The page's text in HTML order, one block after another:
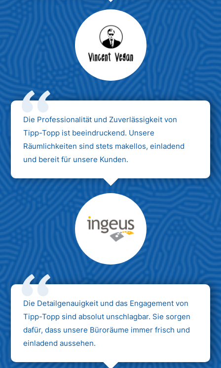
Max Mustermann
Unternehmen AG
Die Professionalität und Zuverlässigkeit von
Tipp-Topp ist beeindruckend. Unsere
Räumlichkeiten sind stets makellos, einladend
und bereit für unsere Kunden.
Max Mustermann
Unternehmen AG
Die Detailgenauigkeit und das Engagement von
Tipp-Topp sind absolut unschlagbar. Sie sorgen
dafür, dass unsere Büroräume immer frisch und
einladend aussehen.